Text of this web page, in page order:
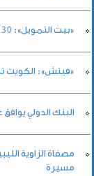
«بيت التمويل»: 130 الف دينار جوائز الفائزين بسحبى «الحصاد» و«الرابح»
«فيتش»: الكويت
البنك الدولي يوافق على
مصفاة الزاوية
مسيرة